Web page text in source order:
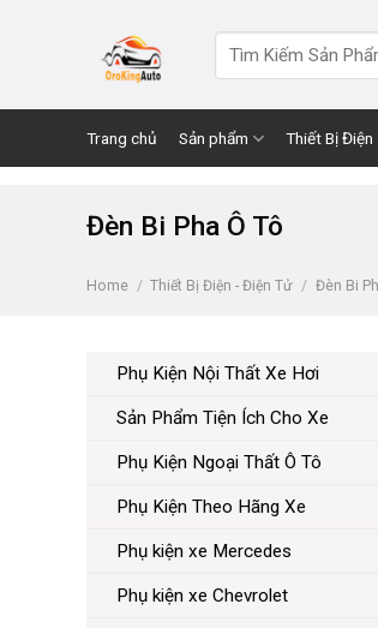
for:
Trang chủ Sản phẩm Thiết Bị
Đèn Bi Pha Ô Tô
Home / Thiết Bị Điện - Điện Tử / Đèn Bi
Phụ Kiện Nội Thất Xe Hơi
Sản Phẩm Tiện Ích Cho Xe
Phụ Kiện Ngoại Thất Ô Tô
Phụ Kiện Theo Hãng Xe
Phụ kiện xe Mercedes
Phụ kiện xe Chevrolet